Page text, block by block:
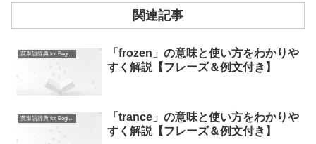
関連記事
英単語辞典 for Beginners
「frozen」の意味と使い方をわかりや
すく解説【フレーズ＆例文付き】
英単語辞典 for Beginners
「trance」の意味と使い方をわかりや
すく解説【フレーズ＆例文付き】